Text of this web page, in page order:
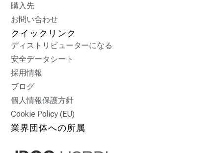
購入先
お問い合わせ
クイックリンク
ディストリビューターになる
安全データシート
採用情報
ブログ
個人情報保護方針
Cookie Policy (EU)
業界団体への所属